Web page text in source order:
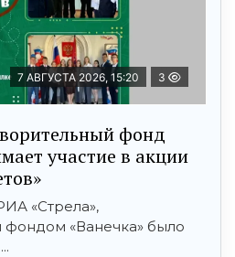
7 АВГУСТА 2026, 15:20 3
фонд
участие в акции
«Стрела»,
фондом «Ванечка» было